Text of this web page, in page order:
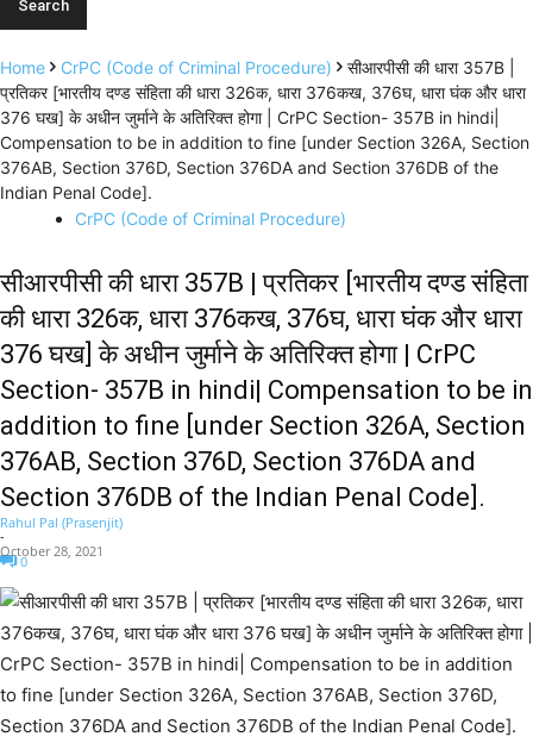
Home CrPC (Code of Criminal Procedure)
सीआरपीसी की धारा 357B |
प्रतिकर [भारतीय दण्ड संहिता की धारा 326क, धारा 376कख, 376घ, धारा घंक और धारा
376 घख] के अधीन जुर्माने के अतिरिक्त होगा | CrPC Section- 357B in hindi|
Compensation to be in addition to fine [under Section 326A, Section
376AB, Section 376D, Section 376DA and Section 376DB of the
Indian Penal Code].
CrPC (Code of Criminal Procedure)
सीआरपीसी की धारा 357B | प्रतिकर [भारतीय दण्ड संहिता
की धारा 326क, धारा 376कख, 376घ, धारा घंक और धारा
376 घख] के अधीन जुर्माने के अतिरिक्त होगा | CrPC
Section- 357B in hindi| Compensation to be in
addition to fine [under Section 326A, Section
376AB, Section 376D, Section 376DA and
Section 376DB of the Indian Penal Code].
Rahul Pal (Prasenjit)
-
October 28, 2021
0